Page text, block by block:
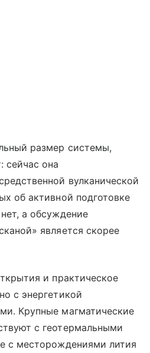
размер системы,
сейчас она
вулканической
об активной подготовке
а обсуждение
является скорее
и практическое
с энергетикой
Крупные магматические
с геотермальными
с месторождениями лития